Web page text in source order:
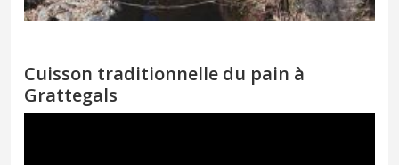
Cuisson traditionnelle du pain à
Grattegals